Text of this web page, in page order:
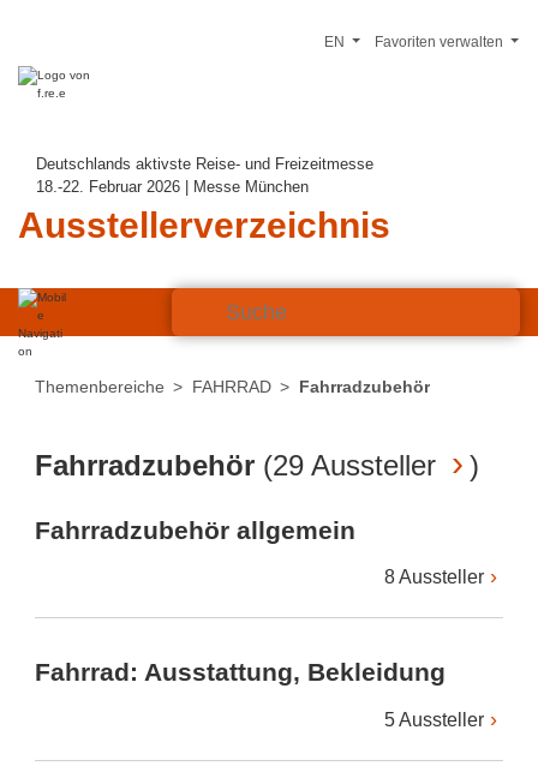
Deutschlands aktivste Reise- und Freizeitmesse
18.-22. Februar 2026 | Messe München
Ausstellerverzeichnis
Favoriten verwalten
EN
Themenbereiche FAHRRAD Fahrradzubehör
Fahrradzubehör (29 Aussteller )
Fahrradzubehör allgemein
8 Aussteller
Fahrrad: Ausstattung, Bekleidung
5 Aussteller